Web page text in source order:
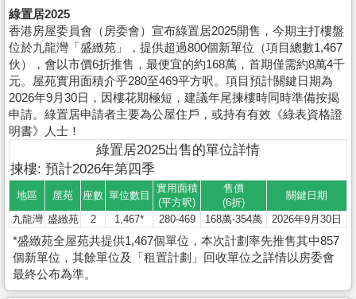
綠置居2025
香港房屋委員會（房委會）宣布綠置居2025開售，今期主打樓盤
位於九龍灣「盛緻苑」，提供超過800個新單位（項目總數1,467
伙），會以市價6折推售，最便宜的約168萬，首期僅需約8萬4千
元。屋苑實用面積介乎280至469平方呎。項目預計關鍵日期為
2026年9月30日，因樓花期極短，建議年尾揀樓時同時準備按揭
申請。綠置居申請者主要為公屋住戶，或持有有效《綠表資格證
明書》人士！
綠置居2025出售的單位詳情
揀樓: 預計2026年第四季
地區 屋苑 座數 單位數目
實用面積
(平方呎)
售價
(6折)
關鍵日期
九龍灣 盛緻苑 2 1,467* 280-469 168萬-354萬 2026年9月30日
*盛緻苑全屋苑共提供1,467個單位，本次計劃率先推售其中857
個新單位，其餘單位及「租置計劃」回收單位之詳情以房委會
最終公布為準。